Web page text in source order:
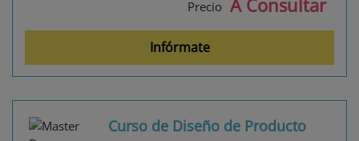
Precio A Consultar
Infórmate
Curso de Diseño de Producto